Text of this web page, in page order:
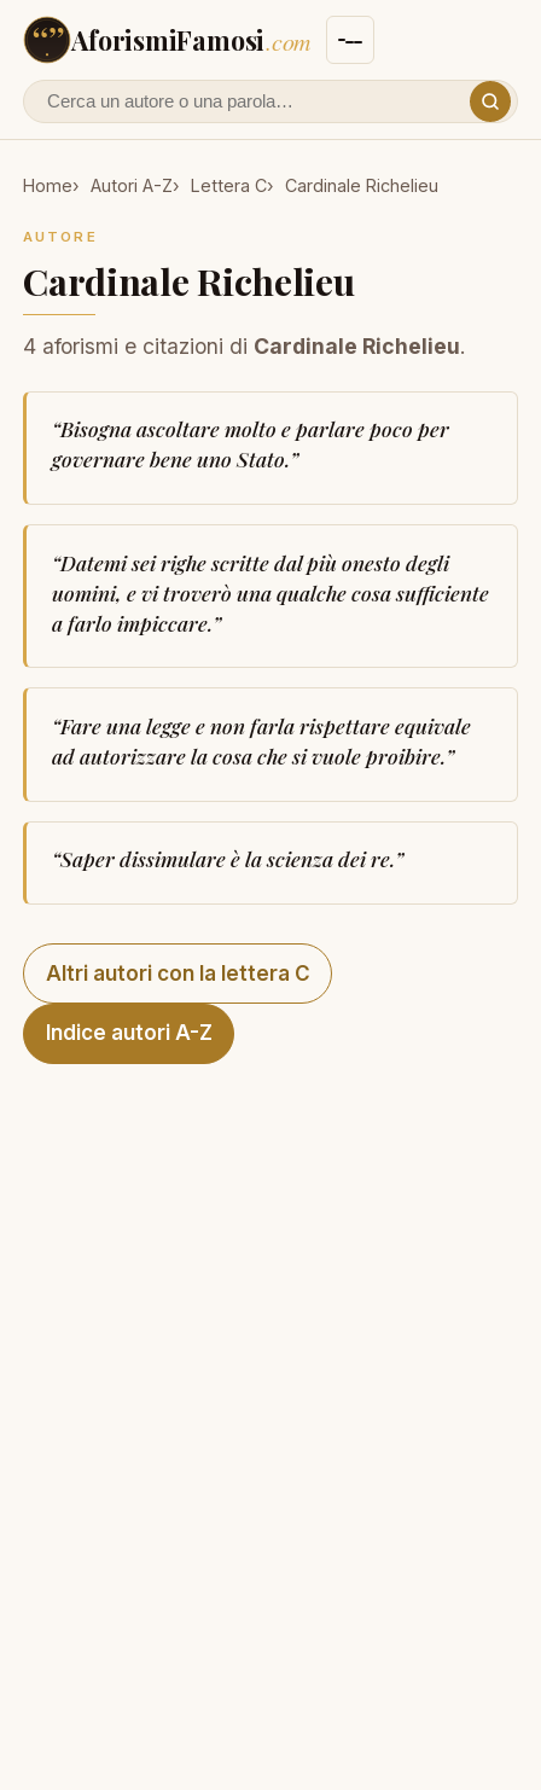
AforismiFamosi.com
Cerca un autore o un aforisma
Home Autori A-Z Lettera C Cardinale Richelieu
AUTORE
Cardinale Richelieu
4 aforismi e citazioni di Cardinale Richelieu.
“Bisogna ascoltare molto e parlare poco per
governare bene uno Stato.”
“Datemi sei righe scritte dal più onesto degli
uomini, e vi troverò una qualche cosa sufficiente
a farlo impiccare.”
“Fare una legge e non farla rispettare equivale
ad autorizzare la cosa che si vuole proibire.”
“Saper dissimulare è la scienza dei re.”
Altri autori con la lettera C
Indice autori A-Z